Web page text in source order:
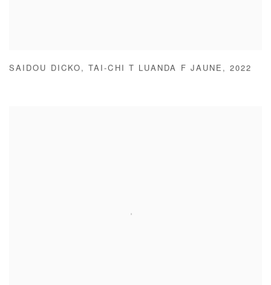
SAIDOU DICKO , TAI-CHI T LUANDA F JAUNE ,2022